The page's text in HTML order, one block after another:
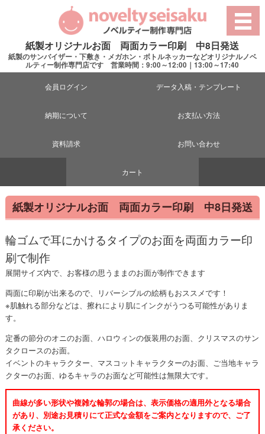
紙製オリジナルお面 両面カラー印刷 中8日発送
紙製のサンバイザー・下敷き・メガホン・ボトルネッカーなどオリジナルノベ
ルティー制作専門店です 営業時間：9:00～12:00｜13:00～17:40
会員ログイン データ入稿・テンプレート
納期について お支払い方法
資料請求 お問い合わせ
カート
紙製オリジナルお面 両面カラー印刷 中8日発送
輪ゴムで耳にかけるタイプのお面を両面カラー印
刷で制作
展開サイズ内で、お客様の思うままのお面が制作できます
両面に印刷が出来るので、リバーシブルの絵柄もおススメです！
※肌触れる部分などは、擦れにより肌にインクがうつる可能性がありま
す。
定番の節分のオニのお面、ハロウィンの仮装用のお面、クリスマスのサン
タクロースのお面。
イベントのキャラクター、マスコットキャラクターのお面、ご当地キャラ
クターのお面、ゆるキャラのお面など可能性は無限大です。
曲線が多い形状や複雑な輪郭の場合は、表示価格の適用外となる場合
があり、別途お見積りにて正式な金額をご案内となりますので、ご了
承ください。